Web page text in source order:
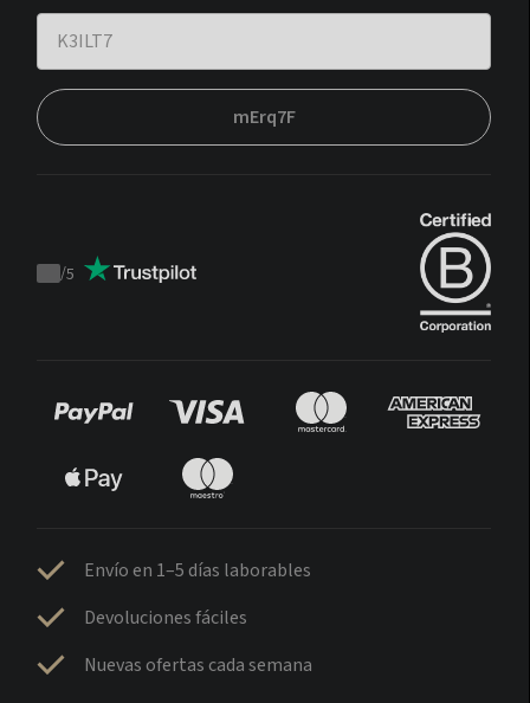
mErq7F
Trustpilot
/5
Envío en 1–5 días laborables
Devoluciones fáciles
Nuevas ofertas cada semana